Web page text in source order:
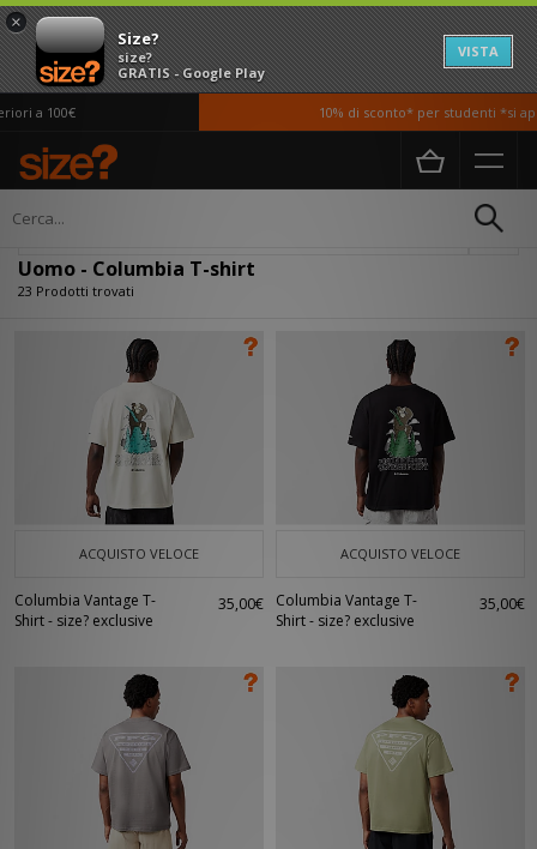
×
Size?
size?
GRATIS - Google Play
VISTA
100€ 10% di sconto* per studenti *si
Home Uomo
Uomo - Columbia T-shirt
23 Prodotti trovati
ACQUISTO VELOCE
Columbia Vantage T-
Shirt - size? exclusive
35,00€
ACQUISTO VELOCE
Columbia Vantage T-
Shirt - size? exclusive
35,00€